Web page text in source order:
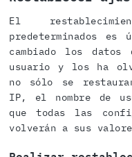
El
predeterminados
cambiado los
usuario y los ha
no sólo se
IP, el nombre de
que todas las
volverán a sus